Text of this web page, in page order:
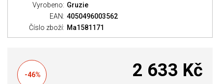
Vyrobeno: Gruzie
EAN: 4050496003562
Číslo zboží: Ma1581171
-46% 2 633 Kč